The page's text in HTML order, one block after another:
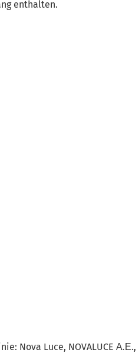
enthalten.
Nova Luce, NOVALUCE